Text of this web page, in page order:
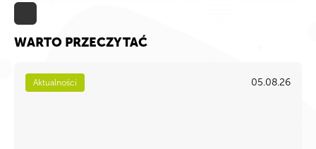
WARTO PRZECZYTAĆ
Aktualności 05.08.26